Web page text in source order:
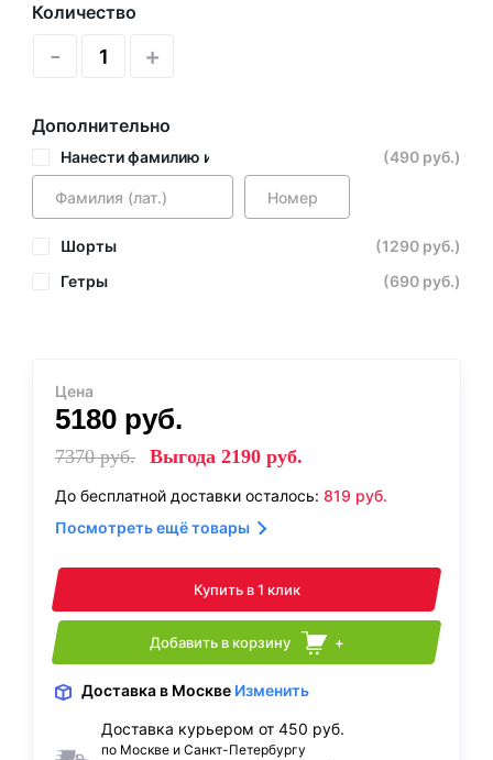
Количество
- +
Дополнительно
Нанести фамилию и номер (490 руб.)
Шорты
(1290 руб.)
Гетры
(690 руб.)
Цена
5180 руб.
7370руб. Выгода 2190 руб.
До бесплатной доставки осталось: 819 руб.
Посмотреть ещё товары
Купить в 1 клик
Добавить в корзину +
Доставка в Москве Изменить
Доставка курьером от 450 руб.
по Москве и Санкт-Петербургу